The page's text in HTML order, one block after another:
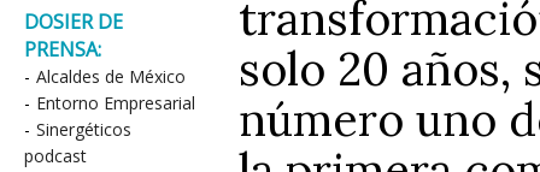
DOSIER DE
PRENSA:
- Alcaldes de México
- Entorno Empresarial
- Sinergéticos
podcast
solo 20 años,
número uno